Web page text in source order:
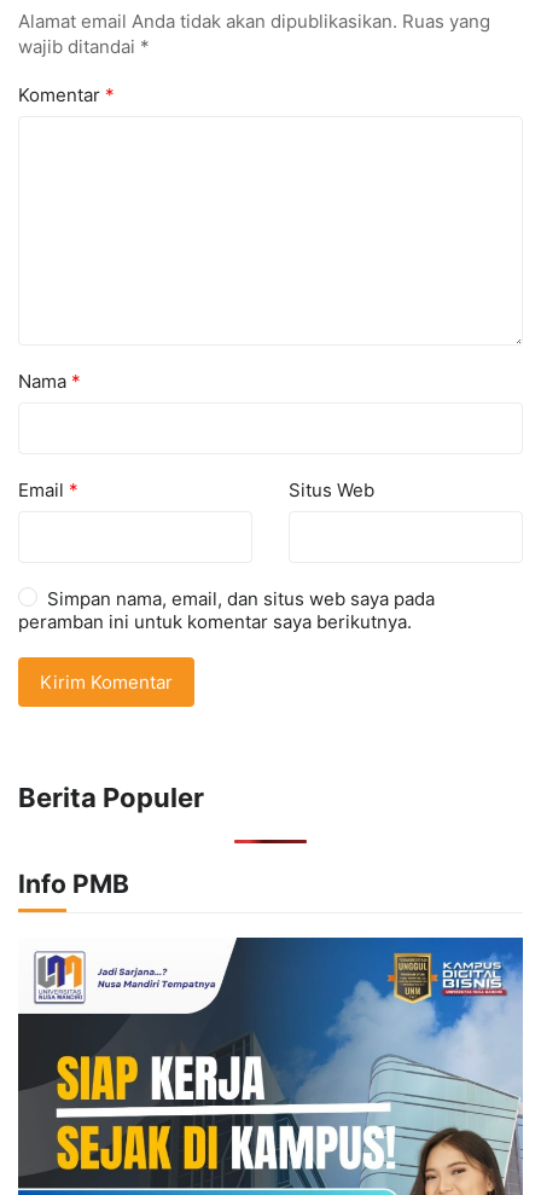
Alamat email Anda tidak akan dipublikasikan. Ruas yang
wajib ditandai *
Komentar *
Nama *
Email * Situs Web
Simpan nama, email, dan situs web saya pada
peramban ini untuk komentar saya berikutnya.
Berita Populer
Info PMB